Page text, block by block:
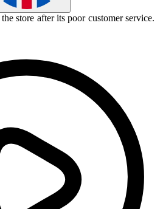
the store after its poor customer service.